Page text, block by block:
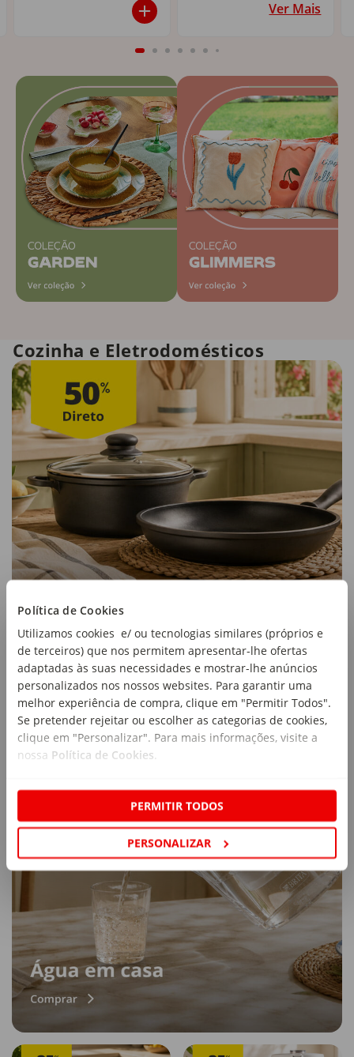
Política de Cookies
Utilizamos cookies e/ ou tecnologias similares (próprios e
de terceiros) que nos permitem apresentar-lhe ofertas
adaptadas às suas necessidades e mostrar-lhe anúncios
personalizados nos nossos websites. Para garantir uma
melhor experiência de compra, clique em "Permitir Todos".
Se pretender rejeitar ou escolher as categorias de cookies,
clique em "Personalizar". Para mais informações, visite a
nossa Política de Cookies.
PERMITIR TODOS
PERSONALIZAR
Ver Mais
Cozinha e Eletrodomésticos